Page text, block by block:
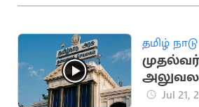
தமிழ் நாடு
முதல்வர்
மாற்றும்
Jul 21,